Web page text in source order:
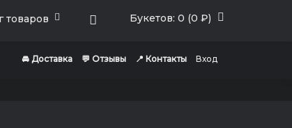
Букетов: 0 (0 ₽)
товаров
🚘 Доставка 💬 Отзывы 📍 Контакты Вход